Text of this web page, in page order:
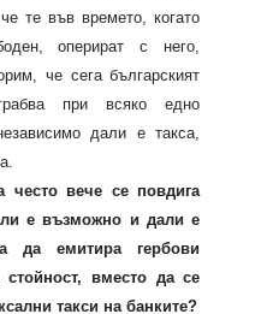
те във времето, когато
оперират с него,
че сега българският
при всяко едно
дали е такса,
често вече се повдига
е възможно и дали е
да емитира гербови
вместо да се
такси на банките?